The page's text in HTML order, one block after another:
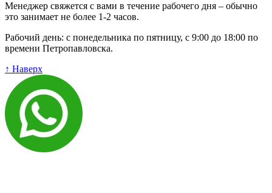
Менеджер свяжется с вами в течение рабочего дня – обычно
это занимает не более 1-2 часов.
Рабочий день: с понедельника по пятницу, с 9:00 до 18:00 по
времени Петропавловска.
↑ Наверх